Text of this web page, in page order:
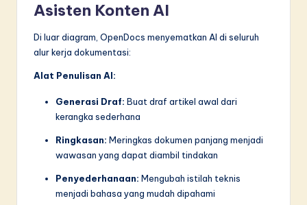
Asisten Konten AI
Di luar diagram, OpenDocs menyematkan AI di seluruh
alur kerja dokumentasi:
Alat Penulisan AI:
Generasi Draf: Buat draf artikel awal dari
kerangka sederhana
Ringkasan: Meringkas dokumen panjang menjadi
wawasan yang dapat diambil tindakan
Penyederhanaan: Mengubah istilah teknis
menjadi bahasa yang mudah dipahami